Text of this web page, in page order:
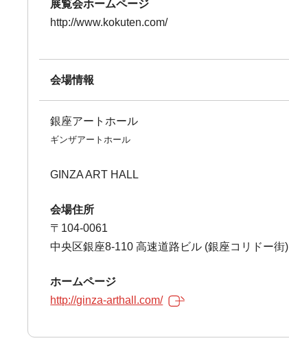
展覧会ホームページ
http://www.kokuten.com/
会場情報
銀座アートホール
ギンザアートホール
GINZA ART HALL
会場住所
〒104-0061
中央区銀座8-110 高速道路ビル (銀座コリドー街)
ホームページ
http://ginza-arthall.com/